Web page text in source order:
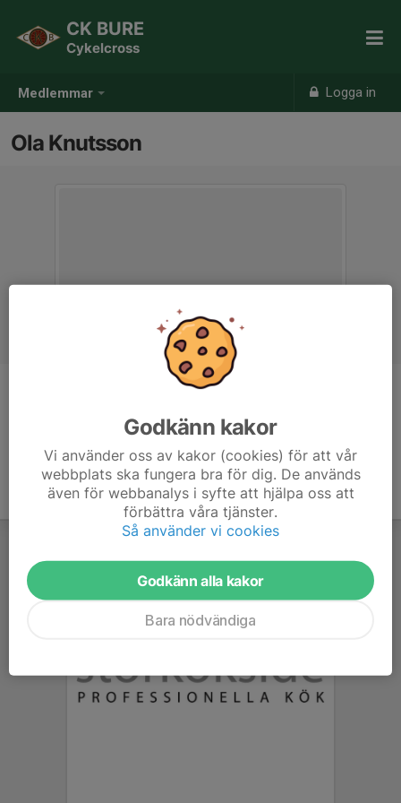
Medlemmar Logga in
CK BURE
Cykelcross
Ola Knutsson
Godkänn kakor
Vi använder oss av kakor (cookies) för att vår
webbplats ska fungera bra för dig. De används
även för webbanalys i syfte att hjälpa oss att
förbättra våra tjänster.
Så använder vi cookies
Godkänn alla kakor
Bara nödvändiga